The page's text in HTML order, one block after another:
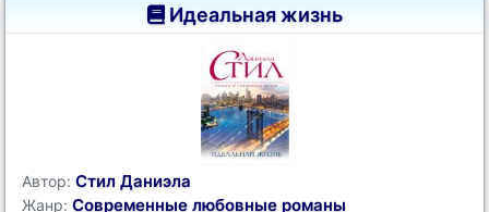
Идеальная жизнь
Автор: Стил Даниэла
Жанр: Современные любовные романы